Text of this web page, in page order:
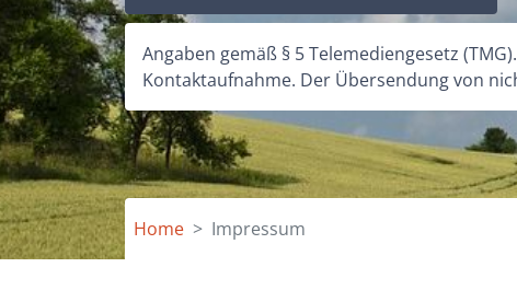
Angaben gemäß § 5 Telemediengesetz
Kontaktaufnahme. Der Übersendung von
Home Impressum